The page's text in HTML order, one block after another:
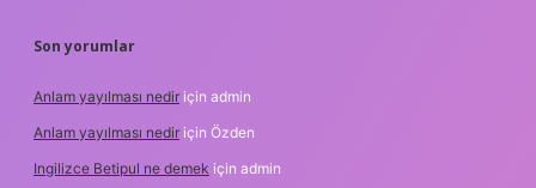
Son yorumlar
Anlam yayılması nedir için admin
Anlam yayılması nedir için Özden
Ingilizce Betipul ne demek için admin